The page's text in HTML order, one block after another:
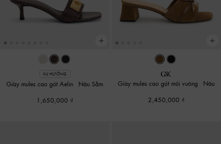
XU HƯỚNG
Giày mules cao gót Aelin
Nâu Sẫm
1,650,000
Giày mules cao gót mũi vuông
Nâu
2,450,000